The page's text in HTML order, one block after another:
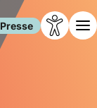
Presse